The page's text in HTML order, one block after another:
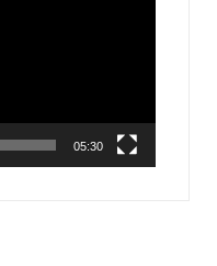
05:30